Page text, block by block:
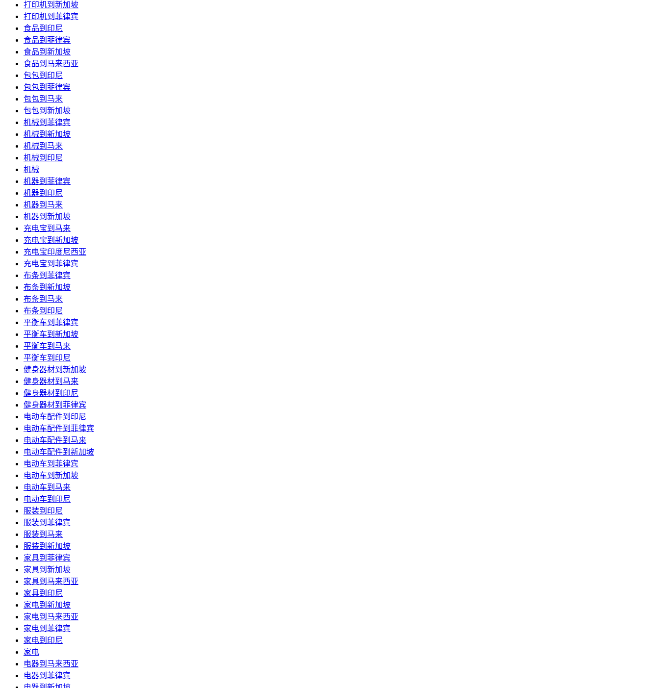
打印机到新加坡
打印机到菲律宾
食品到印尼
食品到菲律宾
食品到新加坡
食品到马来西亚
包包到印尼
包包到菲律宾
包包到马来
包包到新加坡
机械到菲律宾
机械到新加坡
机械到马来
机械到印尼
机械
机器到菲律宾
机器到印尼
机器到马来
机器到新加坡
充电宝到马来
充电宝到新加坡
充电宝印度尼西亚
充电宝到菲律宾
布条到菲律宾
布条到新加坡
布条到马来
布条到印尼
平衡车到菲律宾
平衡车到新加坡
平衡车到马来
平衡车到印尼
健身器材到新加坡
健身器材到马来
健身器材到印尼
健身器材到菲律宾
电动车配件到印尼
电动车配件到菲律宾
电动车配件到马来
电动车配件到新加坡
电动车到菲律宾
电动车到新加坡
电动车到马来
电动车到印尼
服装到印尼
服装到菲律宾
服装到马来
服装到新加坡
家具到菲律宾
家具到新加坡
家具到马来西亚
家具到印尼
家电到新加坡
家电到马来西亚
家电到菲律宾
家电到印尼
家电
电器到马来西亚
电器到菲律宾